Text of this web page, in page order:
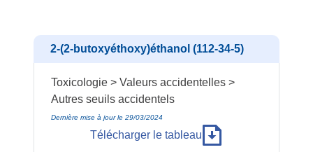
2-(2-butoxyéthoxy)éthanol (112-34-5)
Toxicologie > Valeurs accidentelles >
Autres seuils accidentels
Dernière mise à jour le 29/03/2024
Télécharger le tableau